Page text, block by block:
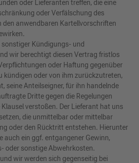
oder Lieferanten treffen, die eine
oder Verfälschung des
den anwendbaren Kartellvorschriften
Kündigungs- und
wir berechtigt diesen Vertrag fristlos
oder Haftung gegenüber
kündigen oder von ihm zurückzutreten,
seine Anteilseigner, für ihn handelnde
Dritte gegen die Regelungen
verstoßen. Der Lieferant hat uns
die unmittelbar oder mittelbar
oder den Rücktritt entstehen. Hierunter
auch ein ggf. entgangener Gewinn,
oder sonstige Abwehrkosten.
wir werden sich gegenseitig bei